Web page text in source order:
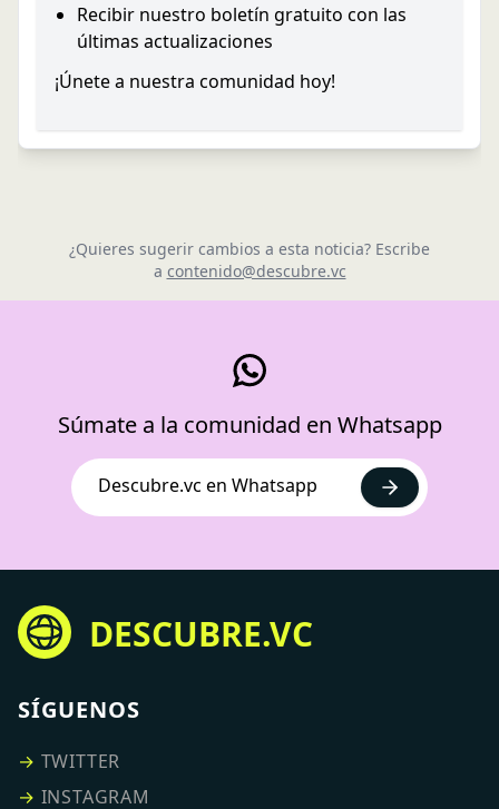
Recibir nuestro boletín gratuito con las
últimas actualizaciones
¡Únete a nuestra comunidad hoy!
¿Quieres sugerir cambios a esta noticia? Escribe
a contenido@descubre.vc
Súmate a la comunidad en Whatsapp
Descubre.vc en Whatsapp
DESCUBRE.VC
SÍGUENOS
→ TWITTER
→ INSTAGRAM